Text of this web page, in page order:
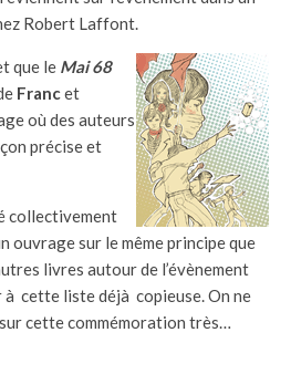
Robert Laffont.
que le Mai 68
Francet
où des auteurs
précise et
collectivement
ouvrage sur le même principe que
livres autour de l’évènement
à cette liste déjà copieuse. On ne
cette commémoration très…